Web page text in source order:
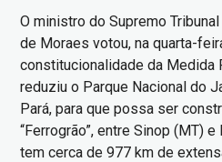
O ministro do Supremo
de Moraes votou, na quarta-
constitucionalidade da Medida
reduziu o Parque Nacional do
Pará, para que possa ser
“Ferrogrão”, entre Sinop (MT)
tem cerca de 977 km de